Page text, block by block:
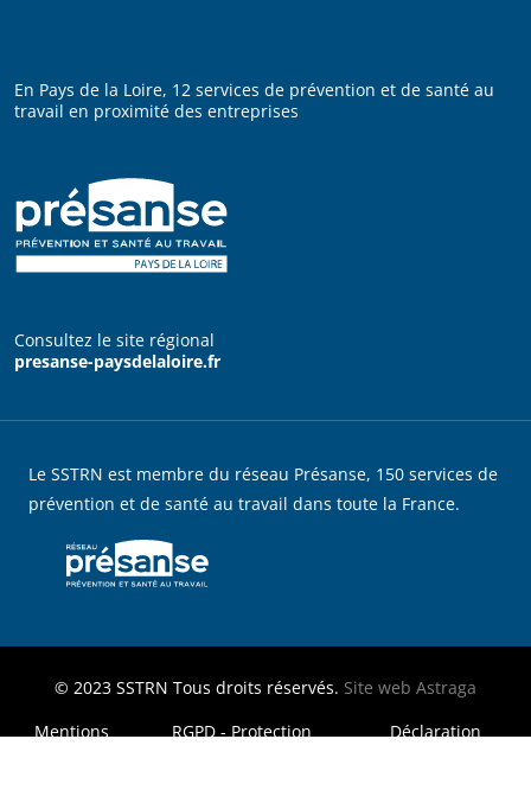
En Pays de la Loire, 12 services de prévention et de santé au
travail en proximité des entreprises
Consultez le site régional
presanse-paysdelaloire.fr
Le SSTRN est membre du réseau Présanse, 150 services de
prévention et de santé au travail dans toute la France.
© 2023 SSTRN Tous droits réservés. Site web Astraga
MENU FOOTER LEGAL
Mentions
RGPD - Protection
Déclaration